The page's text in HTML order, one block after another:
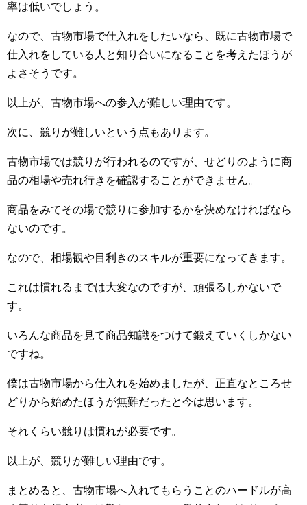
率は低いでしょう。
なので、古物市場で仕入れをしたいなら、既に古物市場で
仕入れをしている人と知り合いになることを考えたほうが
よさそうです。
以上が、古物市場への参入が難しい理由です。
次に、競りが難しいという点もあります。
古物市場では競りが行われるのですが、せどりのように商
品の相場や売れ行きを確認することができません。
商品をみてその場で競りに参加するかを決めなければなら
ないのです。
なので、相場観や目利きのスキルが重要になってきます。
これは慣れるまでは大変なのですが、頑張るしかないで
す。
いろんな商品を見て商品知識をつけて鍛えていくしかない
ですね。
僕は古物市場から仕入れを始めましたが、正直なところせ
どりから始めたほうが無難だったと今は思います。
それくらい競りは慣れが必要です。
以上が、競りが難しい理由です。
まとめると、古物市場へ入れてもらうことのハードルが高